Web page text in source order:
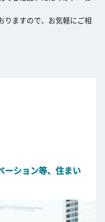
りますので、お気軽にご相
ーション等、住まい